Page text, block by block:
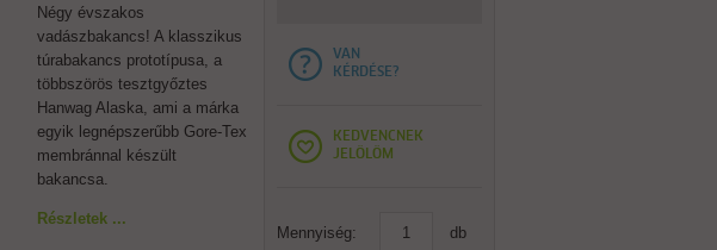
Négy évszakos
vadászbakancs! A klasszikus
túrabakancs prototípusa, a
többszörös tesztgyőztes
Hanwag Alaska, ami a márka
egyik legnépszerűbb Gore-Tex
membránnal készült
bakancsa.
Részletek ...
VAN
KÉRDÉSE?
KEDVENCNEK
JELÖLÖM
Mennyiség: db